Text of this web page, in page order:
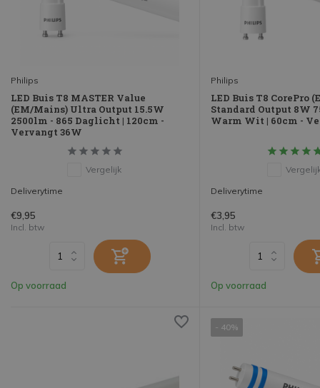
Philips
LED Buis T8 MASTER Value
(EM/Mains) Ultra Output 15.5W
2500lm - 865 Daglicht | 120cm -
Vervangt 36W
Vergelijk
Deliverytime
€9,95
Incl. btw
Op voorraad
Philips
LED Buis T8 CorePro
Standard Output 8W
Warm Wit | 60cm -
Deliverytime
€3,95
Incl. btw
Op voorraad
- 40%